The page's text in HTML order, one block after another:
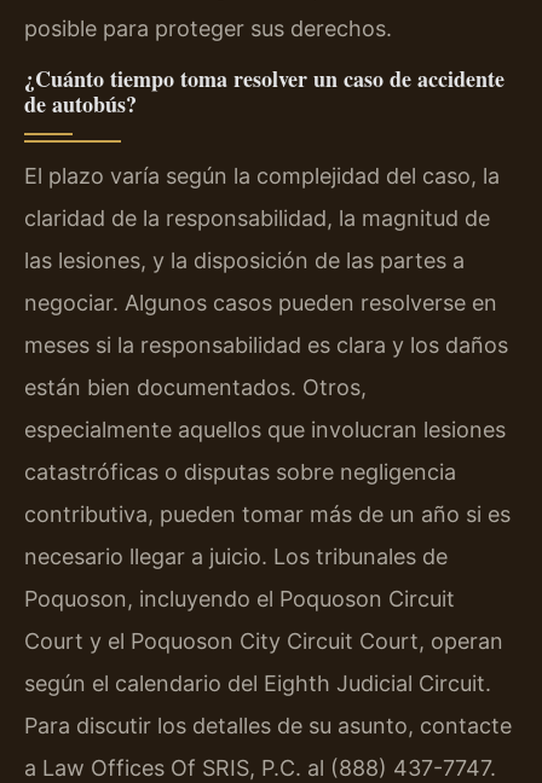
posible para proteger sus derechos.
¿Cuánto tiempo toma resolver un caso de accidente
de autobús?
El plazo varía según la complejidad del caso, la
claridad de la responsabilidad, la magnitud de
las lesiones, y la disposición de las partes a
negociar. Algunos casos pueden resolverse en
meses si la responsabilidad es clara y los daños
están bien documentados. Otros,
especialmente aquellos que involucran lesiones
catastróficas o disputas sobre negligencia
contributiva, pueden tomar más de un año si es
necesario llegar a juicio. Los tribunales de
Poquoson, incluyendo el Poquoson Circuit
Court y el Poquoson City Circuit Court, operan
según el calendario del Eighth Judicial Circuit.
Para discutir los detalles de su asunto, contacte
a Law Offices Of SRIS, P.C. al (888) 437-7747.